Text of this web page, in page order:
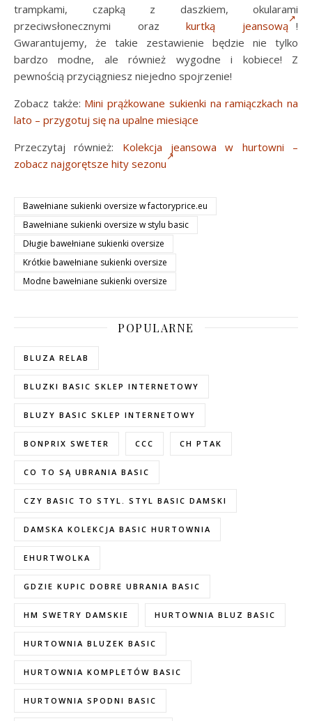
trampkami, czapką z daszkiem, okularami
przeciwsłonecznymi orazkurtką jeansową !
Gwarantujemy, że takie zestawienie będzie nie tylko
bardzo modne, ale również wygodne i kobiece! Z
pewnością przyciągniesz niejedno spojrzenie!
Zobacz także: Mini prążkowane sukienki na ramiączkach na
lato – przygotuj się na upalne miesiące
Przeczytaj również: Kolekcja jeansowa w hurtowni –
zobacz najgorętsze hity sezonu
Bawełniane sukienki oversize w factoryprice.eu
Bawełniane sukienki oversize w stylu basic
Długie bawełniane sukienki oversize
Krótkie bawełniane sukienki oversize
Modne bawełniane sukienki oversize
POPULARNE
BLUZA RELAB
BLUZKI BASIC SKLEP INTERNETOWY
BLUZY BASIC SKLEP INTERNETOWY
BONPRIX SWETER CCC CH PTAK
CO TO SĄ UBRANIA BASIC
CZY BASIC TO STYL. STYL BASIC DAMSKI
DAMSKA KOLEKCJA BASIC HURTOWNIA
EHURTWOLKA
GDZIE KUPIC DOBRE UBRANIA BASIC
HM SWETRY DAMSKIE HURTOWNIA BLUZ BASIC
HURTOWNIA BLUZEK BASIC
HURTOWNIA KOMPLETÓW BASIC
HURTOWNIA SPODNI BASIC